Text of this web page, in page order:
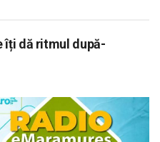
îți dă ritmul după-